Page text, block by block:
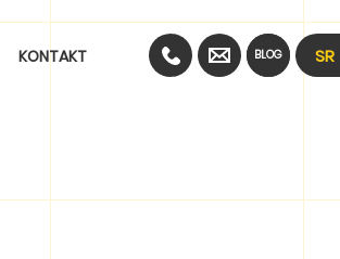
KONTAKT BLOG SR